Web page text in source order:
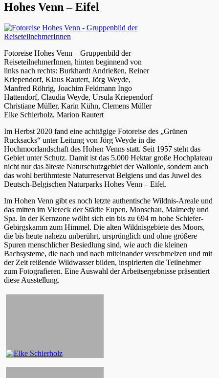
Hohes Venn – Eifel
Fotoreise Hohes Venn – Gruppenbild der
ReiseteilnehmerInnen, hinten beginnend von
links nach rechts: Burkhardt Andrießen, Reiner
Kriependorf, Klaus Rautert, Jörg Weyde,
Manfred Röhrig, Joachim Feldmann Ingo
Hattendorf, Claudia Weyde, Ursula Kriependorf
Christiane Müller, Karin Kühn, Clemens Müller
Elke Schierholz, Marion Rautert
Im Herbst 2020 fand eine achttägige Fotoreise des „Grünen
Rucksacks“ unter Leitung von Jörg Weyde in die
Hochmoorlandschaft des Hohen Venns statt. Seit 1957 steht das
Gebiet unter Schutz. Damit ist das 5.000 Hektar große Hochplateau
nicht nur das älteste Naturschutzgebiet der Wallonie, sondern auch
das wohl berühmteste Naturreservat Belgiens und das Juwel des
Deutsch-Belgischen Naturparks Hohes Venn – Eifel.
Im Hohen Venn gibt es noch letzte authentische Wildnis-Areale und
das mitten im Viereck der Städte Eupen, Monschau, Malmedy und
Spa. In der Kernzone wölbt sich ein bis zu 694 m hohe Schiefer-
Gebirgskamm zum Himmel. Die alten Wildnisgebiete des Moors,
die bis heute nahezu unberührt, ursprünglich und ohne größere
Spuren menschlicher Besiedlung sind, wie auch die kleinen
Bachsysteme, die nach und nach miteinander verschmelzen und mit
der Zeit reißende Wildwasser bilden, inspirierten die Teilnehmer
zum Fotografieren. Eine Auswahl der Arbeitsergebnisse präsentiert
diese Ausstellung.